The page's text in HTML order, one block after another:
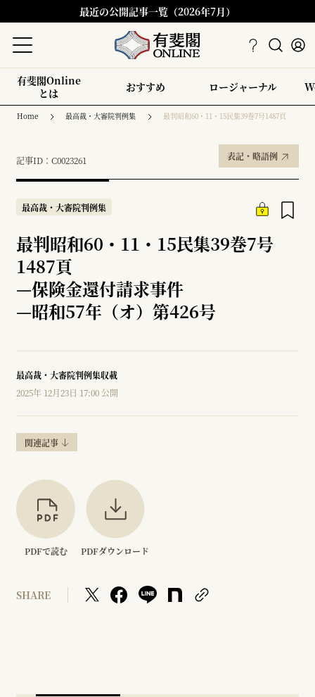
最近の公開記事一覧（2026年7月）
有斐閣Online
とは
おすすめ ロージャーナル
Home 最高裁・大審院判例集 最判昭和60・11・15民集39巻7号1487頁
記事ID：C0023261 表記・略語例
最高裁・大審院判例集
最判昭和60・11・15民集39巻7号
1487頁
—保険金還付請求事件
—昭和57年（オ）第426号
最高裁・大審院判例集収載
2025年 12月23日 17:00 公開
関連記事
PDFで読む PDFダウンロード
SHARE